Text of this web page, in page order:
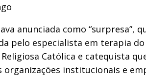
anunciada como “surpresa”,
pelo especialista em terapia
Católica e catequista
organizações institucionais e